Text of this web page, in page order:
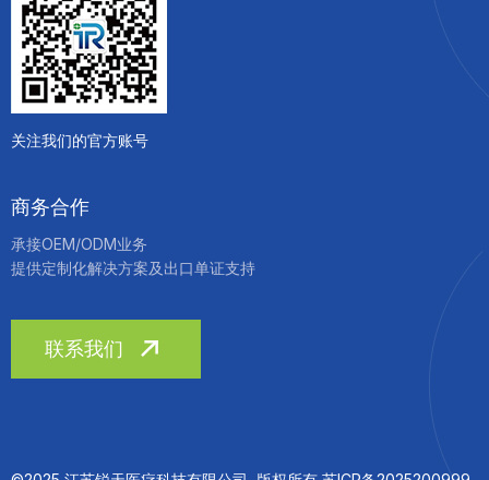
关注我们的官方账号
商务合作
承接OEM/ODM业务
提供定制化解决方案及出口单证支持
联系我们